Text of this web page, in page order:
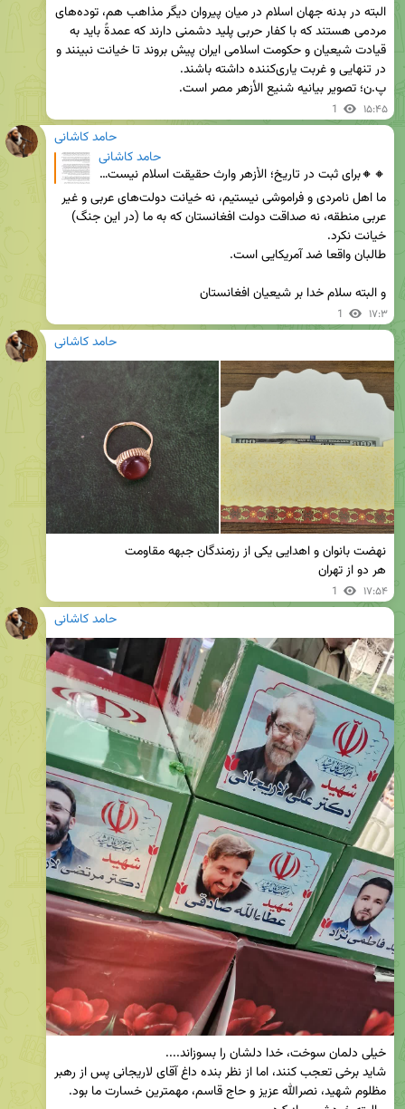
پ.ن؛ تصویر بیانیه شنیع الأزهر مصر است.
1 ۱۵:۴۵
حامد کاشانی
حامد کاشانی
🔸🔸برای ثبت در تاریخ؛ الأزهر وارث حقیقت اسلام نیست. بیانیه شنیع و ضد اسلامی الأزهر مصر از این جهت که
و البته سلام خدا بر شیعیان افغانستان
1 ۱۷:۳
حامد کاشانی
هر دو از تهران
1 ۱۷:۵۴
حامد کاشانی